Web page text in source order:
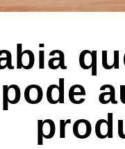
pode